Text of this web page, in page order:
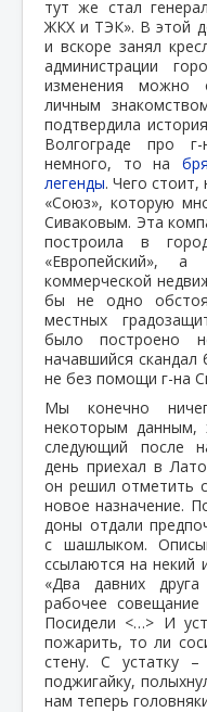
тут же стал
ЖКХ и ТЭК». В этой
и вскоре занял
администрации
изменения можно
личным
подтвердила
Волгограде про
немного, то на
легенды. Чего стоит,
«Союз», которую
Сиваковым. Эта
построила в
«Европейский»,
коммерческой
бы не одно
местных
было построено
начавшийся скандал
не без помощи г-на
Мы конечно
некоторым данным,
следующий после
день приехал в
он решил отметить
новое назначение.
доны отдали
с шашлыком.
ссылаются на некий
«Два давних
рабочее
Посидели <…> И
пожарить, то ли
стену. С устатку
поджигайку,
нам теперь